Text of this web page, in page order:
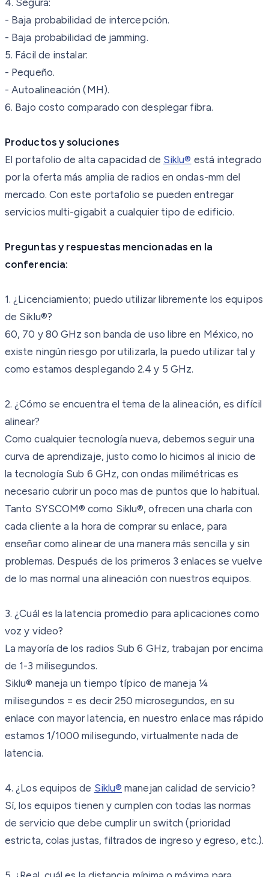
4. Segura:
- Baja probabilidad de intercepción.
- Baja probabilidad de jamming.
5. Fácil de instalar:
- Pequeño.
- Autoalineación (MH).
6. Bajo costo comparado con desplegar fibra.
Productos y soluciones
El portafolio de alta capacidad de Siklu® está integrado
por la oferta más amplia de radios en ondas-mm del
mercado. Con este portafolio se pueden entregar
servicios multi-gigabit a cualquier tipo de edificio.
Preguntas y respuestas mencionadas en la
conferencia:
1. ¿Licenciamiento; puedo utilizar libremente los equipos
de Siklu®?
60, 70 y 80 GHz son banda de uso libre en México, no
existe ningún riesgo por utilizarla, la puedo utilizar tal y
como estamos desplegando 2.4 y 5 GHz.
2. ¿Cómo se encuentra el tema de la alineación, es difícil
alinear?
Como cualquier tecnología nueva, debemos seguir una
curva de aprendizaje, justo como lo hicimos al inicio de
la tecnología Sub 6 GHz, con ondas milimétricas es
necesario cubrir un poco mas de puntos que lo habitual.
Tanto SYSCOM® como Siklu®, ofrecen una charla con
cada cliente a la hora de comprar su enlace, para
enseñar como alinear de una manera más sencilla y sin
problemas. Después de los primeros 3 enlaces se vuelve
de lo mas normal una alineación con nuestros equipos.
3. ¿Cuál es la latencia promedio para aplicaciones como
voz y video?
La mayoría de los radios Sub 6 GHz, trabajan por encima
de 1-3 milisegundos.
Siklu® maneja un tiempo típico de maneja ¼
milisegundos = es decir 250 microsegundos, en su
enlace con mayor latencia, en nuestro enlace mas rápido
estamos 1/1000 milisegundo, virtualmente nada de
latencia.
4. ¿Los equipos de Siklu® manejan calidad de servicio?
Sí, los equipos tienen y cumplen con todas las normas
de servicio que debe cumplir un switch (prioridad
estricta, colas justas, filtrados de ingreso y egreso, etc.).